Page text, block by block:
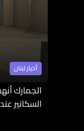
أخبار لبنان
الجمارك
السكانير